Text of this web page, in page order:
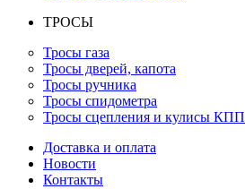
ТРОСЫ
Тросы газа
Тросы дверей, капота
Тросы ручника
Тросы спидометра
Тросы сцепления и кулисы КПП
Доставка и оплата
Новости
Контакты